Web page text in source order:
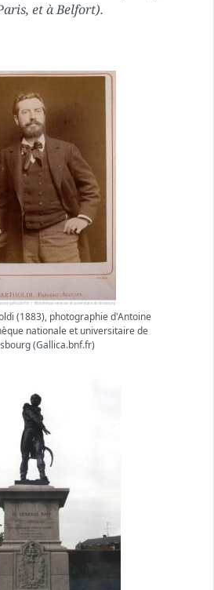
et à Belfort).
(1883), photographie d'Antoine
nationale et universitaire de
(Gallica.bnf.fr)